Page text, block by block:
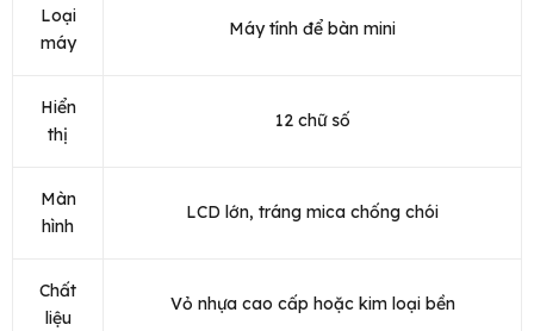
Loại
máy
Máy tính để bàn mini
Hiển
thị
12 chữ số
Màn
hình
LCD lớn, tráng mica chống chói
Chất
liệu
Vỏ nhựa cao cấp hoặc kim loại bền